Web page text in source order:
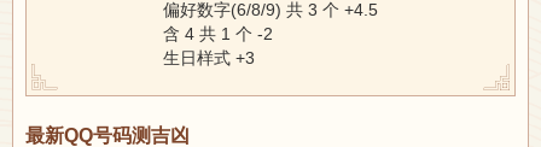
偏好数字(6/8/9) 共 3 个 +4.5
含 4 共 1 个 -2
生日样式 +3
最新QQ号码测吉凶